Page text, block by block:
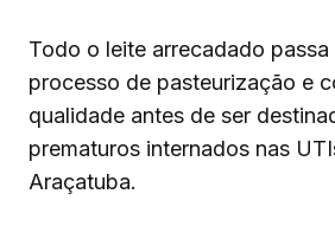
Todo o leite arrecadado
processo de pasteurização e
qualidade antes de ser
prematuros internados nas
Araçatuba.